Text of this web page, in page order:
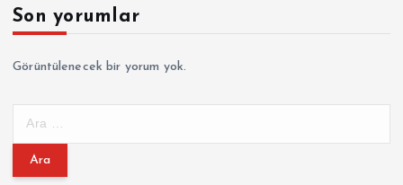
Son yorumlar
Görüntülenecek bir yorum yok.
m